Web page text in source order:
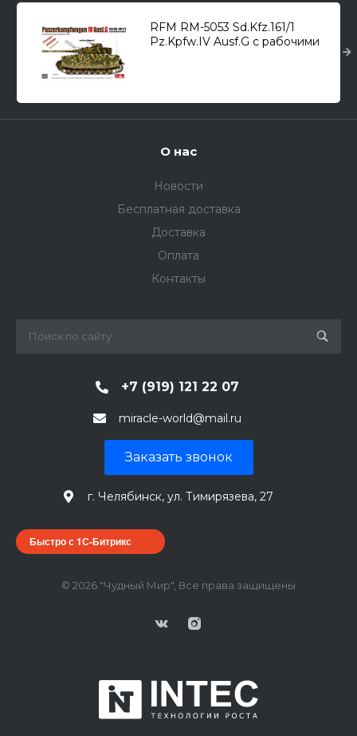
RFM RM-5053 Sd.Kfz.161/1
Pz.Kpfw.IV Ausf.G с рабочими
О нас
Новости
Бесплатная доставка
Доставка
Оплата
Контакты
+7 (919) 121 22 07
miracle-world@mail.ru
Заказать звонок
г. Челябинск, ул. Тимирязева, 27
Быстро с 1С-Битрикс
© 2026 "Чудный Мир", Все права защищены